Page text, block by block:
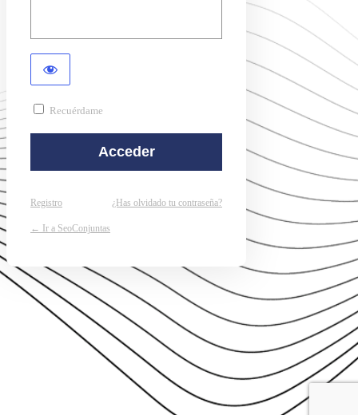
Recuérdame
Registro ¿Has olvidado tu contraseña?
← Ir a SeoConjuntas